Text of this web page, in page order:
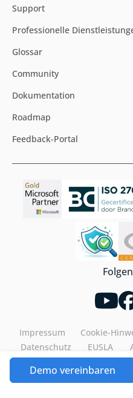
Demo vereinbaren
Support
Professionelle
Glossar
Community
Dokumentation
Roadmap
Feedback-Portal
Impressum Cookie-
Datenschutz
EUSLA